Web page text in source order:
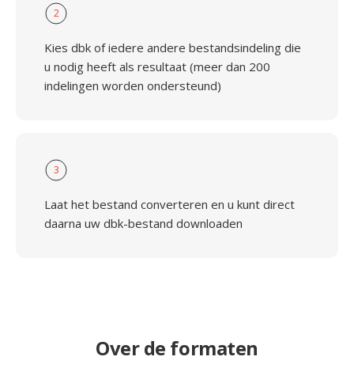
2
Kies dbk of iedere andere bestandsindeling die
u nodig heeft als resultaat (meer dan 200
indelingen worden ondersteund)
3
Laat het bestand converteren en u kunt direct
daarna uw dbk-bestand downloaden
Over de formaten